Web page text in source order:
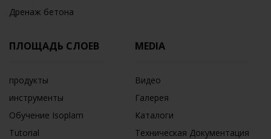
Дренаж бетона
ПЛОЩАДЬ СЛОЕВ
продукты
инструменты
Обучение Isoplam
Tutorial
MEDIA
Видео
Галерея
Каталоги
Техническая Документация